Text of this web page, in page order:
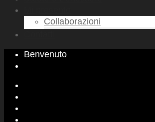
Collaborazioni
Benvenuto